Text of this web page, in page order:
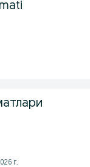
г.